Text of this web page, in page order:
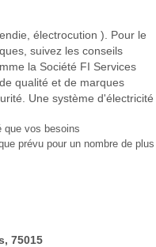
électrocution ). Pour le
suivez les conseils
la Société FI Services
qualité et de marques
Une système d'électricité
que vos besoins
prévu pour un nombre de plus
75015